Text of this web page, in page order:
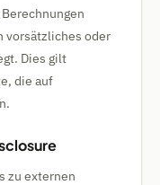
vorsätzliches oder
Dies gilt
die auf
zu externen